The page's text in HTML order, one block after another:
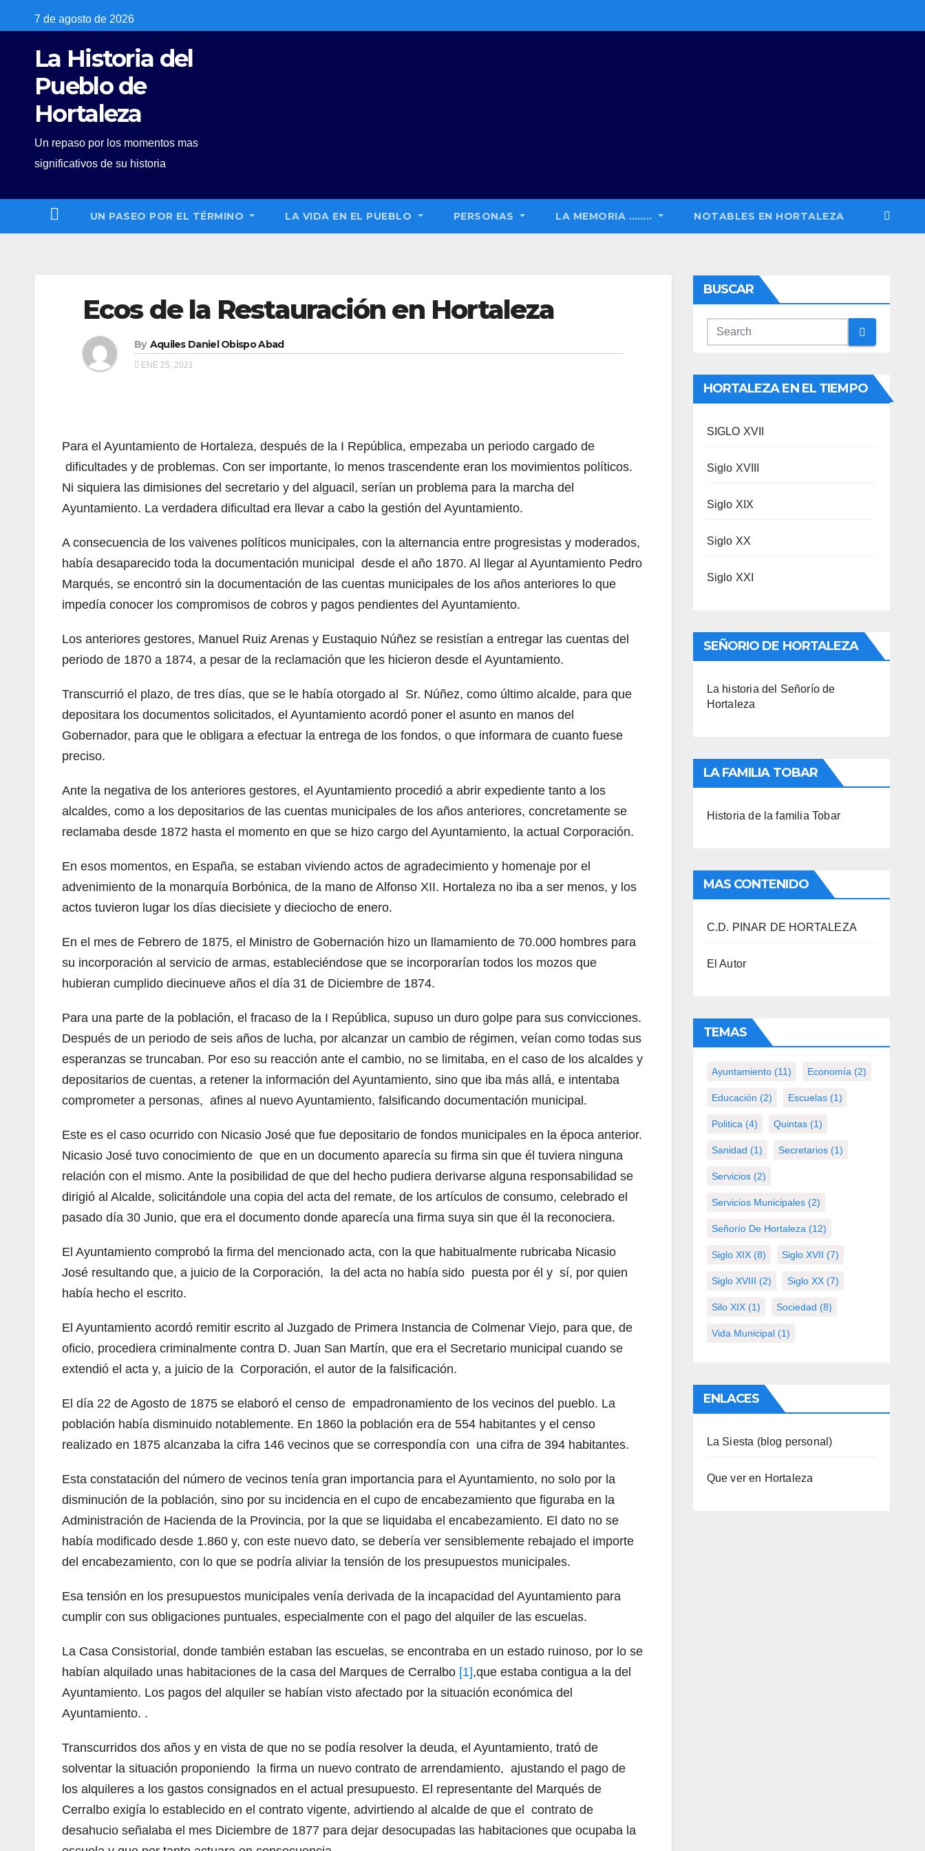
to
7 de agosto de 2026
La Historia del
Pueblo de
Hortaleza
Un repaso por los momentos mas
significativos de su historia
UN PASEO POR EL TÉRMINO LA VIDA EN EL PUEBLO PERSONAS LA MEMORIA …….. NOTABLES EN HORTALEZA
Ecos de la Restauración en Hortaleza
By Aquiles Daniel Obispo Abad
ENE 25, 2021
Para el Ayuntamiento de Hortaleza, después de la I República, empezaba un periodo cargado de
dificultades y de problemas. Con ser importante, lo menos trascendente eran los movimientos políticos.
Ni siquiera las dimisiones del secretario y del alguacil, serían un problema para la marcha del
Ayuntamiento. La verdadera dificultad era llevar a cabo la gestión del Ayuntamiento.
A consecuencia de los vaivenes políticos municipales, con la alternancia entre progresistas y moderados,
había desaparecido toda la documentación municipal desde el año 1870. Al llegar al Ayuntamiento Pedro
Marqués, se encontró sin la documentación de las cuentas municipales de los años anteriores lo que
impedía conocer los compromisos de cobros y pagos pendientes del Ayuntamiento.
Los anteriores gestores, Manuel Ruiz Arenas y Eustaquio Núñez se resistían a entregar las cuentas del
periodo de 1870 a 1874, a pesar de la reclamación que les hicieron desde el Ayuntamiento.
Transcurrió el plazo, de tres días, que se le había otorgado al Sr. Núñez, como último alcalde, para que
depositara los documentos solicitados, el Ayuntamiento acordó poner el asunto en manos del
Gobernador, para que le obligara a efectuar la entrega de los fondos, o que informara de cuanto fuese
preciso.
Ante la negativa de los anteriores gestores, el Ayuntamiento procedió a abrir expediente tanto a los
alcaldes, como a los depositarios de las cuentas municipales de los años anteriores, concretamente se
reclamaba desde 1872 hasta el momento en que se hizo cargo del Ayuntamiento, la actual Corporación.
En esos momentos, en España, se estaban viviendo actos de agradecimiento y homenaje por el
advenimiento de la monarquía Borbónica, de la mano de Alfonso XII. Hortaleza no iba a ser menos, y los
actos tuvieron lugar los días diecisiete y dieciocho de enero.
En el mes de Febrero de 1875, el Ministro de Gobernación hizo un llamamiento de 70.000 hombres para
su incorporación al servicio de armas, estableciéndose que se incorporarían todos los mozos que
hubieran cumplido diecinueve años el día 31 de Diciembre de 1874.
Para una parte de la población, el fracaso de la I República, supuso un duro golpe para sus convicciones.
Después de un periodo de seis años de lucha, por alcanzar un cambio de régimen, veían como todas sus
esperanzas se truncaban. Por eso su reacción ante el cambio, no se limitaba, en el caso de los alcaldes y
depositarios de cuentas, a retener la información del Ayuntamiento, sino que iba más allá, e intentaba
comprometer a personas, afines al nuevo Ayuntamiento, falsificando documentación municipal.
Este es el caso ocurrido con Nicasio José que fue depositario de fondos municipales en la época anterior.
Nicasio José tuvo conocimiento de que en un documento aparecía su firma sin que él tuviera ninguna
relación con el mismo. Ante la posibilidad de que del hecho pudiera derivarse alguna responsabilidad se
dirigió al Alcalde, solicitándole una copia del acta del remate, de los artículos de consumo, celebrado el
pasado día 30 Junio, que era el documento donde aparecía una firma suya sin que él la reconociera.
El Ayuntamiento comprobó la firma del mencionado acta, con la que habitualmente rubricaba Nicasio
José resultando que, a juicio de la Corporación, la del acta no había sido puesta por él y sí, por quien
había hecho el escrito.
El Ayuntamiento acordó remitir escrito al Juzgado de Primera Instancia de Colmenar Viejo, para que, de
oficio, procediera criminalmente contra D. Juan San Martín, que era el Secretario municipal cuando se
extendió el acta y, a juicio de la Corporación, el autor de la falsificación.
El día 22 de Agosto de 1875 se elaboró el censo de empadronamiento de los vecinos del pueblo. La
población había disminuido notablemente. En 1860 la población era de 554 habitantes y el censo
realizado en 1875 alcanzaba la cifra 146 vecinos que se correspondía con una cifra de 394 habitantes.
Esta constatación del número de vecinos tenía gran importancia para el Ayuntamiento, no solo por la
disminución de la población, sino por su incidencia en el cupo de encabezamiento que figuraba en la
Administración de Hacienda de la Provincia, por la que se liquidaba el encabezamiento. El dato no se
había modificado desde 1.860 y, con este nuevo dato, se debería ver sensiblemente rebajado el importe
del encabezamiento, con lo que se podría aliviar la tensión de los presupuestos municipales.
Esa tensión en los presupuestos municipales venía derivada de la incapacidad del Ayuntamiento para
cumplir con sus obligaciones puntuales, especialmente con el pago del alquiler de las escuelas.
La Casa Consistorial, donde también estaban las escuelas, se encontraba en un estado ruinoso, por lo se
habían alquilado unas habitaciones de la casa del Marques de Cerralbo [1],que estaba contigua a la del
Ayuntamiento. Los pagos del alquiler se habían visto afectado por la situación económica del
Ayuntamiento. .
Transcurridos dos años y en vista de que no se podía resolver la deuda, el Ayuntamiento, trató de
solventar la situación proponiendo la firma un nuevo contrato de arrendamiento, ajustando el pago de
los alquileres a los gastos consignados en el actual presupuesto. El representante del Marqués de
Cerralbo exigía lo establecido en el contrato vigente, advirtiendo al alcalde de que el contrato de
desahucio señalaba el mes Diciembre de 1877 para dejar desocupadas las habitaciones que ocupaba la
BUSCAR
HORTALEZA EN EL TIEMPO
SIGLO XVII
Siglo XVIII
Siglo XIX
Siglo XX
Siglo XXI
SEÑORIO DE HORTALEZA
La historia del Señorío de
Hortaleza
LA FAMILIA TOBAR
Historia de la familia Tobar
MAS CONTENIDO
C.D. PINAR DE HORTALEZA
El Autor
TEMAS
Ayuntamiento(11) Economía (2)
Educación (2) Escuelas(1)
Politica (4) Quintas(1)
Sanidad (1) Secretarios(1)
Servicios(2)
Servicios Municipales(2)
Señorío De Hortaleza (12)
Siglo XIX(8) Siglo XVII (7)
Siglo XVIII (2) Siglo XX(7)
Silo XIX(1) Sociedad (8)
Vida Municipal(1)
ENLACES
La Siesta (blog personal)
Que ver en Hortaleza